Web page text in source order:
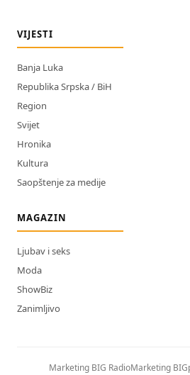
VIJESTI
Banja Luka
Republika Srpska / BiH
Region
Svijet
Hronika
Kultura
Saopštenje za medije
MAGAZIN
Ljubav i seks
Moda
ShowBiz
Zanimljivo
Marketing BIG RadioMarketing